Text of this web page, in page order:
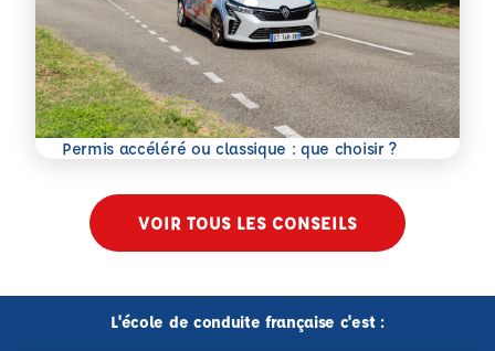
Permis accéléré ou classique : que choisir ?
En savoir plus
VOIR TOUS LES CONSEILS
L'école de conduite française c'est :